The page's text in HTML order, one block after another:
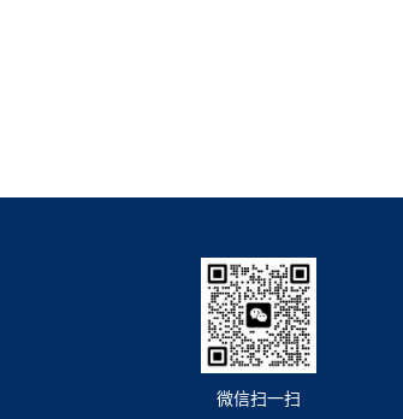
微信扫一扫